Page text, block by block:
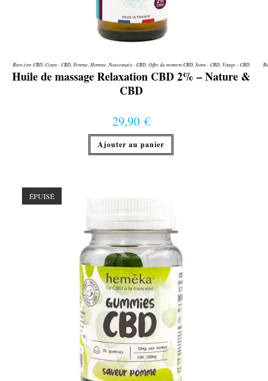
Bien-être CBD, Corps - CBD, Femme, Homme, Nouveautés - CBD, Offre du moment CBD, Soins - CBD, Visage - CBD
Huile de massage Relaxation CBD 2% – Nature &
CBD
29,90 €
Ajouter au panier
ÉPUISÉ